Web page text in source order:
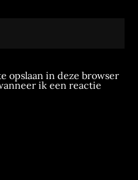
opslaan in deze browser
ik een reactie